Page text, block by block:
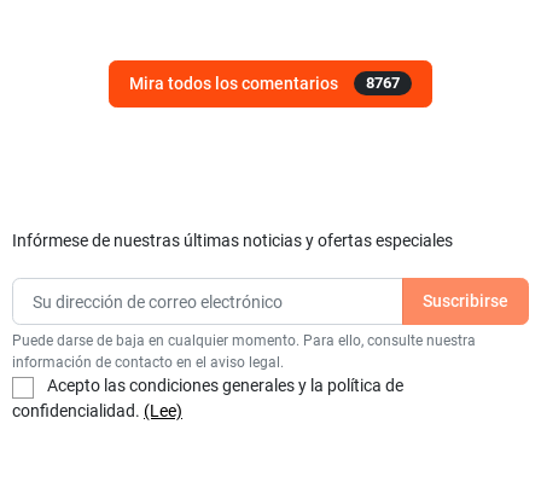
Mira todos los comentarios 8767
Infórmese de nuestras últimas noticias y ofertas especiales
Puede darse de baja en cualquier momento. Para ello, consulte nuestra
información de contacto en el aviso legal.
Acepto las condiciones generales y la política de
confidencialidad. (Lee)